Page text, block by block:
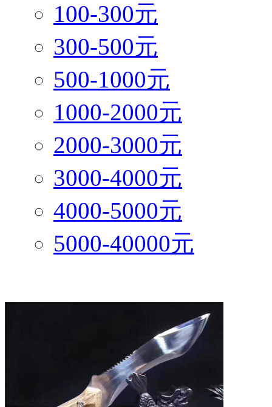
100-300元
300-500元
500-1000元
1000-2000元
2000-3000元
3000-4000元
4000-5000元
5000-40000元